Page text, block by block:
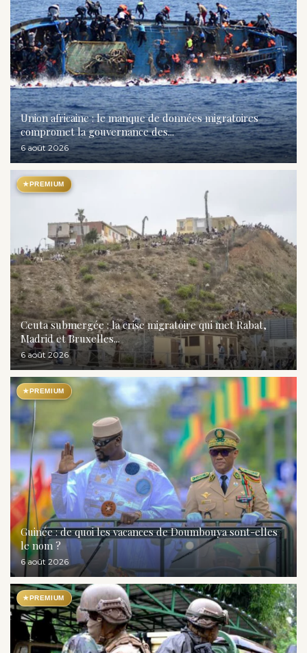
Union africaine : le manque de données migratoires
compromet la gouvernance des...
6 août 2026
★PREMIUM
Ceuta submergée : la crise migratoire qui met Rabat,
Madrid et Bruxelles...
6 août 2026
★PREMIUM
Guinée : de quoi les vacances de Doumbouya sont-elles
le nom ?
6 août 2026
★PREMIUM